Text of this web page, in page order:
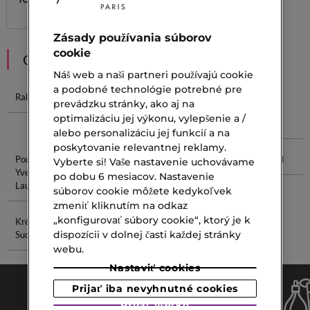
ODPORÚČANIA
Ralph Lauren
Yves Saint
Laurent
Intense
Homme
Podklad Od
Yves Saint
Laurent
Telové Mlieko
Chloé
Púder Na
Make-Up
Sisley Coral
Krém Na
Suché Ruky
Krém Na
Mastnú Pleť
Zásady používania súborov
cookie
Náš web a naši partneri používajú cookie
a podobné technológie potrebné pre
prevádzku stránky, ako aj na
optimalizáciu jej výkonu, vylepšenie a /
alebo personalizáciu jej funkcií a na
poskytovanie relevantnej reklamy.
Vyberte si! Vaše nastavenie uchovávame
po dobu 6 mesiacov. Nastavenie
súborov cookie môžete kedykoľvek
zmeniť kliknutím na odkaz
„konfigurovať súbory cookie“, ktorý je k
dispozícii v dolnej časti každej stránky
webu.
Nastaviť cookies
Prijať iba nevyhnutné cookies
Prijať všetko